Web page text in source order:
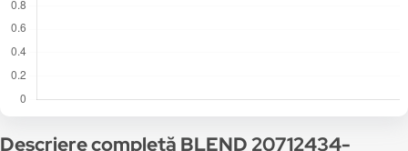
Descriere completă BLEND 20712434-